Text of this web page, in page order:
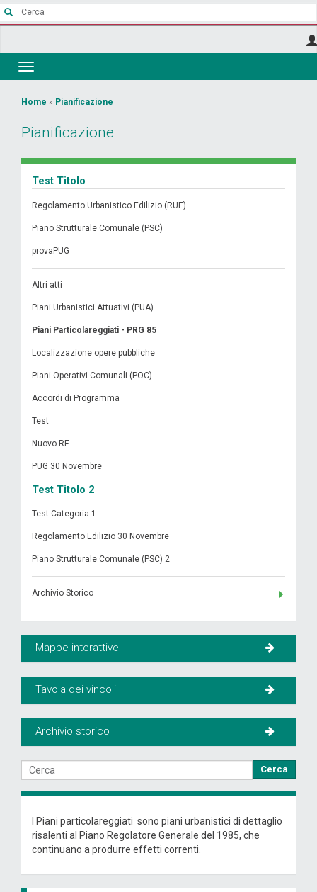
Salta
Toggle
navigation
Tu
sei
Home » Pianificazione
Pianificazione
Test Titolo
Regolamento Urbanistico Edilizio (RUE)
Piano Strutturale Comunale (PSC)
provaPUG
Altri atti
Piani Urbanistici Attuativi (PUA)
Piani Particolareggiati - PRG 85
Localizzazione opere pubbliche
Piani Operativi Comunali (POC)
Accordi di Programma
Test
Nuovo RE
PUG 30 Novembre
Test Titolo 2
Test Categoria 1
Regolamento Edilizio 30 Novembre
Piano Strutturale Comunale (PSC) 2
Archivio Storico
Mappe interattive
Tavola dei vincoli
Archivio storico
Cerca
I Piani particolareggiati sono piani urbanistici di dettaglio
risalenti al Piano Regolatore Generale del 1985, che
continuano a produrre effetti correnti.